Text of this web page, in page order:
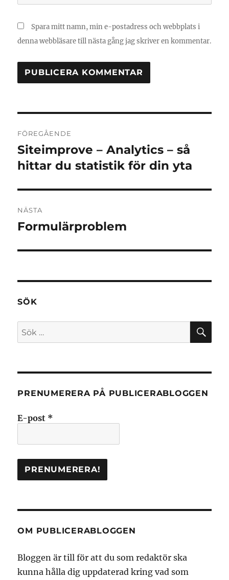
Spara mitt namn, min e-postadress och webbplats i
denna webbläsare till nästa gång jag skriver en kommentar.
FÖREGÅENDE
Föregående
inlägg:
Siteimprove – Analytics – så
hittar du statistik för din yta
NÄSTA
Nästa
Formulärproblem
SÖK
Sök
efter:
PRENUMERERA PÅ PUBLICERABLOGGEN
E-post *
OM PUBLICERABLOGGEN
Bloggen är till för att du som redaktör ska
kunna hålla dig uppdaterad kring vad som